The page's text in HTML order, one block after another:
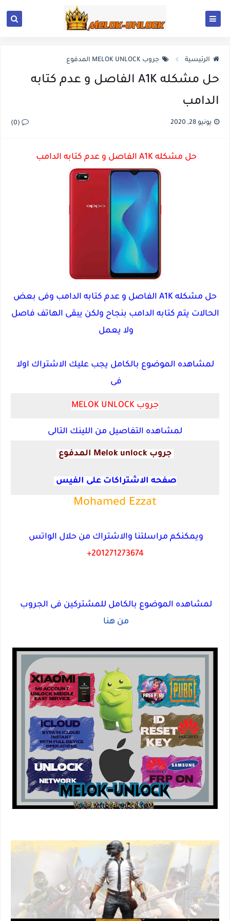
الرئيسية جروب MELOK UNLOCK المدفوع
حل مشكله A1K الفاصل و عدم كتابه
الدامب
يونيو 28, 2020 (0)
حل مشكله A1K الفاصل و عدم كتابه الدامب
حل مشكله A1K الفاصل و عدم كتابه الدامب وفى بعض
الحالات يتم كتابه الدامب بنجاح ولكن يبقى الهاتف فاصل
ولا يعمل
لمشاهده الموضوع بالكامل يجب عليك الاشتراك اولا
فى
جروب MELOK UNLOCK
لمشاهده التفاصيل من اللينك التالى
جروب Melok unlock المدفوع
صفحه الاشتراكات على الفيس
Mohamed Ezzat
ويمكنكم مراسلتنا والاشتراك من حلال الواتس
201271273674+
لمشاهده الموضوع بالكامل للمشتركين فى الجروب
من هنا